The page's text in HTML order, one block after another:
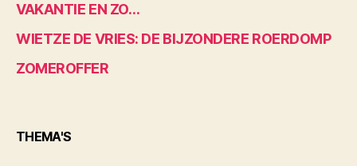
VAKANTIE EN ZO…
WIETZE DE VRIES: DE BIJZONDERE ROERDOMP
ZOMEROFFER
THEMA'S